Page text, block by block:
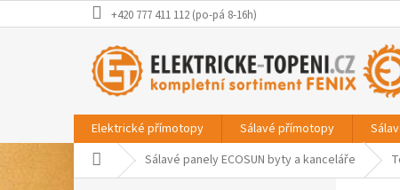
na
+420 777 411 112 (po-pá 8-16h)
Elektrické přímotopy Sálavé přímotopy
Domů Sálavé panely ECOSUN byty a kanceláře